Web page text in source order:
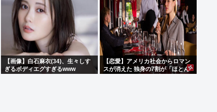
【画像】白石麻衣(34)、生々しす
ぎるボディエグすぎるwww
【恋愛】アメリカ社会からロマン
スが消えた 独身の7割が「ほとん